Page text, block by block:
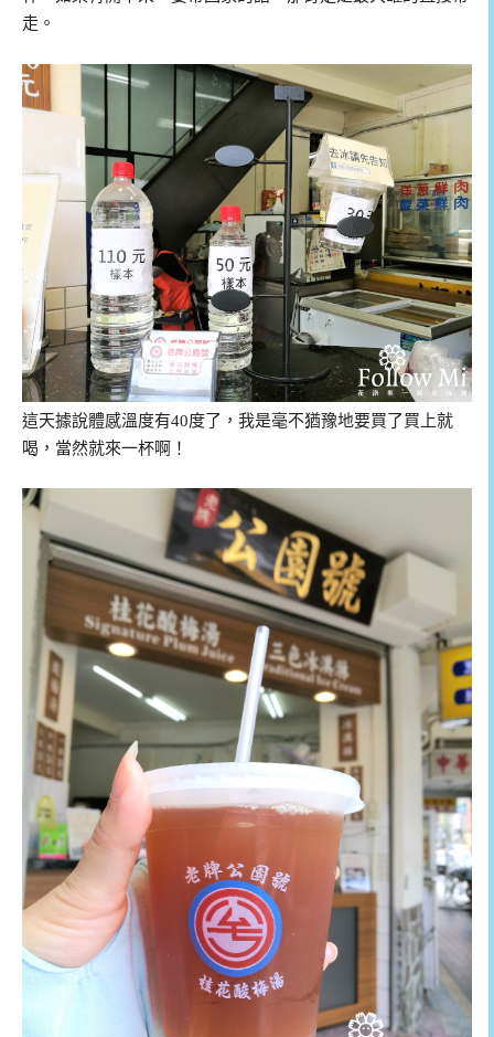
走。
這天據說體感溫度有40度了，我是毫不猶豫地要買了買上就
喝，當然就來一杯啊！